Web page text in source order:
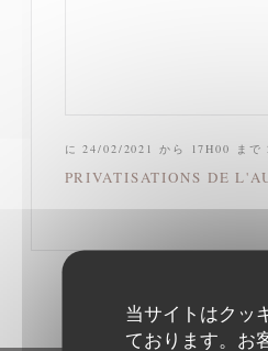
当サイトはクッ
ております。お
に 24/02/2021 から 17H00 まで
PRIVATISATIONS DE